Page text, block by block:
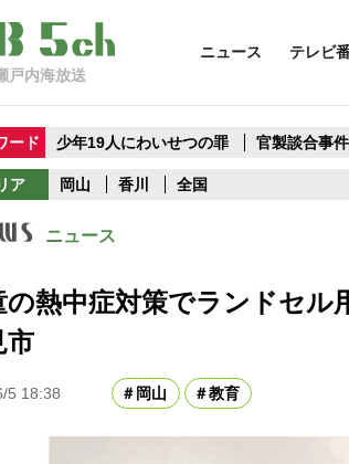
戸内海放送
ニュース テレビ
ード 少年19人にわいせつの罪 官製談合事
ア 岡山 香川 全国
ニュース
の熱中症対策でランドセ
市
5 18:38 岡山 教育